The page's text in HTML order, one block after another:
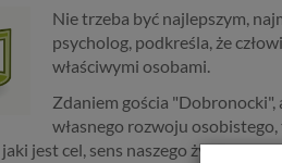
Nie trzeba być najlepszym,
psycholog, podkreśla, że
właściwymi osobami.
Zdaniem gościa "Dobronocki",
własnego rozwoju osobistego,
jest cel, sens naszego życia, to